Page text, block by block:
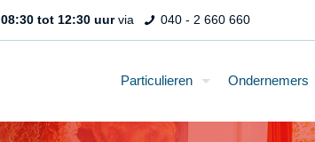
08:30 tot 12:30 uurvia 040 - 2 660 660
Particulieren Ondernemers